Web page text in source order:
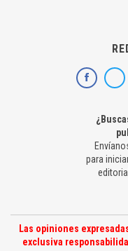
para
Las opiniones
exclusiva